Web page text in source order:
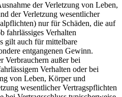
der Verletzung von Leben,
der Verletzung wesentlicher
nur für Schäden, die auf
fahrlässiges Verhalten
gilt auch für mittelbare
entgangenen Gewinn.
Verbrauchern außer bei
Verhalten oder bei
von Leben, Körper und
wesentlicher Vertragspflichten